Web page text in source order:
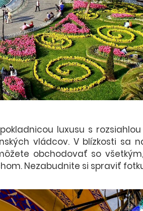
luxusu s
vládcov. V blízkosti sa
obchodovať so
Nezabudnite si spraviť